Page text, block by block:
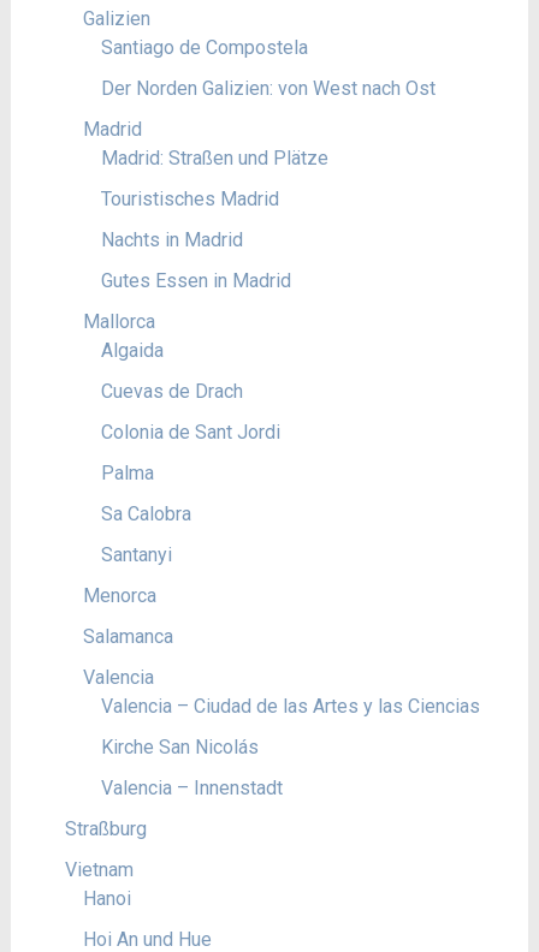
Galizien
Santiago de Compostela
Der Norden Galizien: von West nach Ost
Madrid
Madrid: Straßen und Plätze
Touristisches Madrid
Nachts in Madrid
Gutes Essen in Madrid
Mallorca
Algaida
Cuevas de Drach
Colonia de Sant Jordi
Palma
Sa Calobra
Santanyi
Menorca
Salamanca
Valencia
Valencia – Ciudad de las Artes y las Ciencias
Kirche San Nicolás
Valencia – Innenstadt
Straßburg
Vietnam
Hanoi
Hoi An und Hue